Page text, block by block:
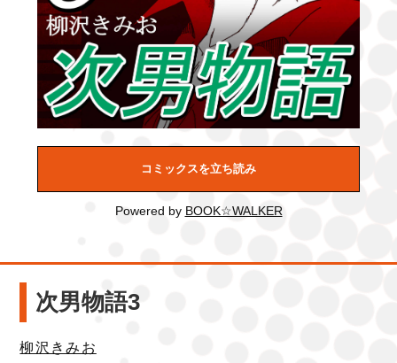
コミックスを立ち読み
Powered by BOOK☆WALKER
次男物語3
柳沢きみお